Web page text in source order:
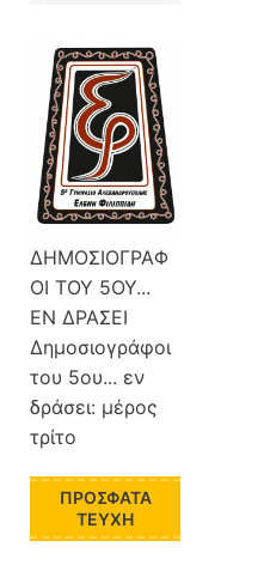
ΔΗΜΟΣΙΟΓΡΑΦ
ΟΙ ΤΟΥ 5ΟΥ...
ΕΝ ΔΡΑΣΕΙ
Δημοσιογράφοι
του 5ου... εν
δράσει: μέρος
τρίτο
ΠΡΌΣΦΑΤΑ
ΤΕΎΧΗ